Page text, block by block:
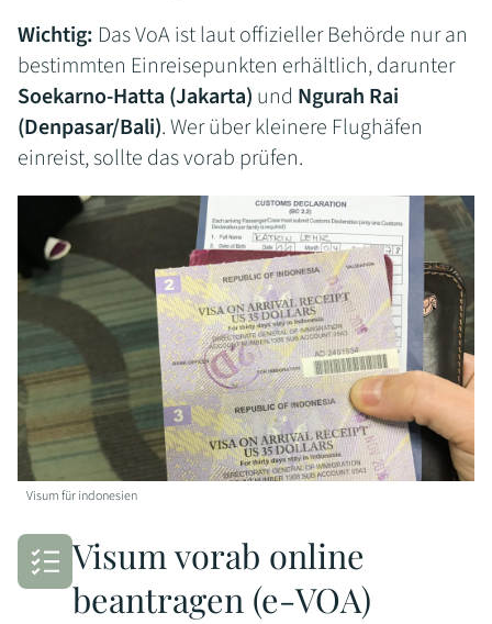
Wichtig: Das VoA ist laut offizieller Behörde nur an
bestimmten Einreisepunkten erhältlich, darunter
Soekarno-Hatta (Jakarta) und Ngurah Rai
(Denpasar/Bali). Wer über kleinere Flughäfen
einreist, sollte das vorab prüfen.
Visum für indonesien
Visum vorab online
beantragen (e-VOA)